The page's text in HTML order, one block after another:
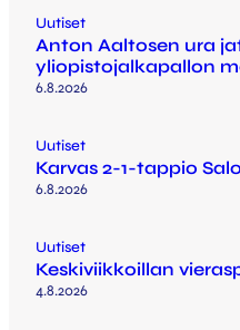
Uutiset
Anton Aaltosen ura
yliopistojalkapallon
6.8.2026
Uutiset
Karvas 2-1-tappio
6.8.2026
Uutiset
Keskiviikkoillan
4.8.2026